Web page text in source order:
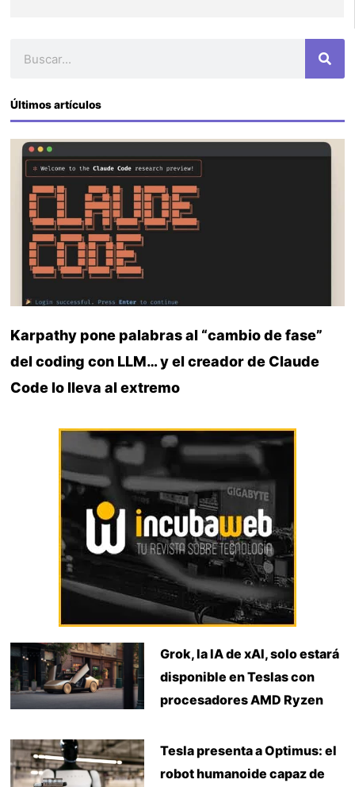
Últimos artículos
Karpathy pone palabras al “cambio de fase”
del coding con LLM… y el creador de Claude
Code lo lleva al extremo
Grok, la IA de xAI, solo estará
disponible en Teslas con
procesadores AMD Ryzen
Tesla presenta a Optimus: el
robot humanoide capaz de